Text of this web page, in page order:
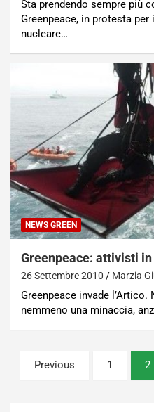
Sta prendendo sempre più
Greenpeace, in protesta
nucleare…
NEWS GREEN
Greenpeace: attivisti
26 Settembre 2010 Marzia
Greenpeace invade
nemmeno una minaccia,
Paginazione
degli
Previous 1 2